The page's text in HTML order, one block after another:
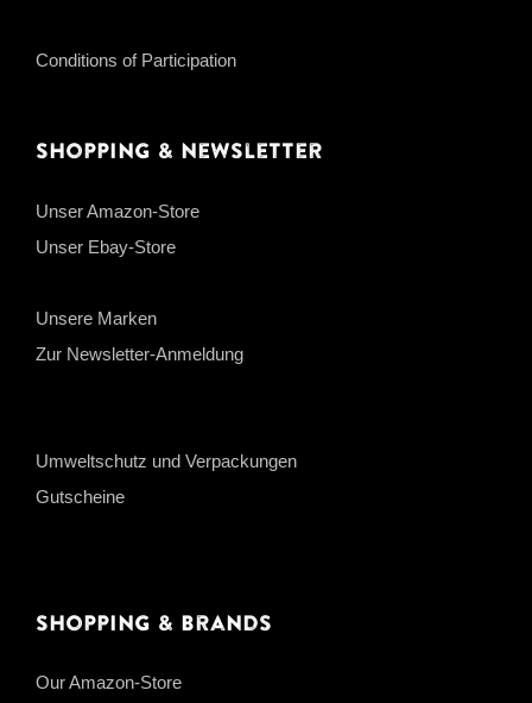
Conditions of Participation
Shopping & Newsletter
Unser Amazon-Store
Unser Ebay-Store
Unsere Marken
Zur Newsletter-Anmeldung
Umweltschutz und Verpackungen
Gutscheine
Shopping & Brands
Our Amazon-Store